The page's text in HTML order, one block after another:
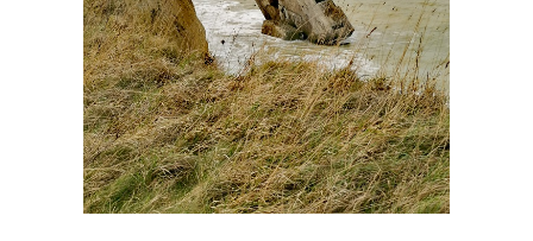
Crédit Flora COSSARD
Email*